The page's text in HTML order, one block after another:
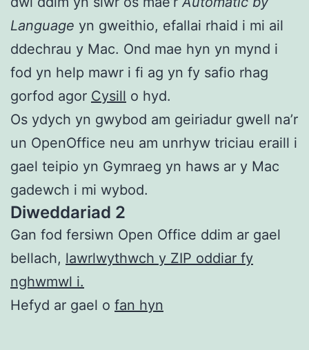
Language yn gweithio, efallai rhaid i mi ail
ddechrau y Mac. Ond mae hyn yn mynd i
fod yn help mawr i fi ag yn fy safio rhag
gorfod agor Cysill o hyd.
Os ydych yn gwybod am geiriadur gwell na’r
un OpenOffice neu am unrhyw triciau eraill i
gael teipio yn Gymraeg yn haws ar y Mac
gadewch i mi wybod.
Diweddariad 2
Gan fod fersiwn Open Office ddim ar gael
bellach, lawrlwythwch y ZIP oddiar fy
nghwmwl i.
Hefyd ar gael o fan hyn